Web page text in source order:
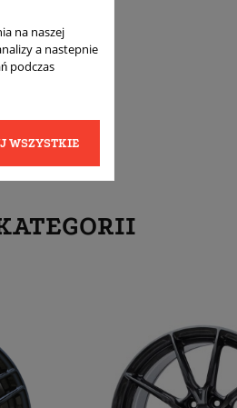
na naszej
a nastepnie
podczas
WSZYSTKIE